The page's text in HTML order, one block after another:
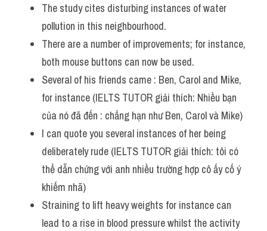
The study cites disturbing instances of water
pollution in this neighbourhood.
There are a number of improvements; for instance,
both mouse buttons can now be used.
Several of his friends came : Ben, Carol and Mike,
for instance (IELTS TUTOR giải thích: Nhiều bạn
của nó đã đến : chẳng hạn như Ben, Carol và Mike)
I can quote you several instances of her being
deliberately rude (IELTS TUTOR giải thích: tôi có
thể dẫn chứng với anh nhiều trường hợp cô ấy cố ý
khiếm nhã)
Straining to lift heavy weights for instance can
lead to a rise in blood pressure whilst the activity